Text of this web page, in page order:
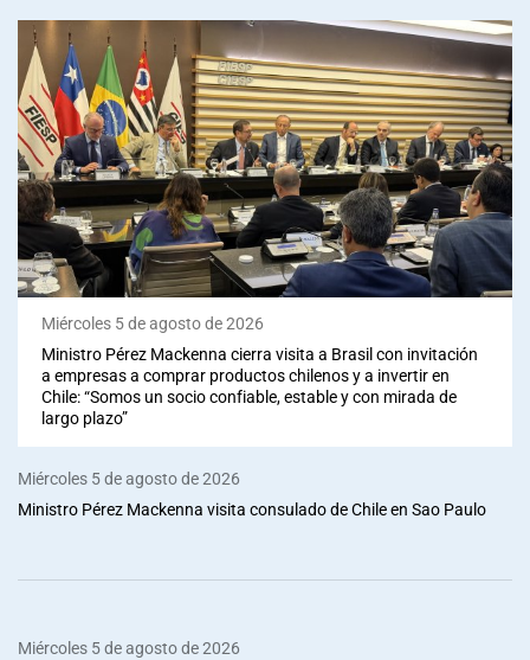
Miércoles 5 de agosto de 2026
Ministro Pérez Mackenna cierra visita a Brasil con invitación
a empresas a comprar productos chilenos y a invertir en
Chile: “Somos un socio confiable, estable y con mirada de
largo plazo”
Miércoles 5 de agosto de 2026
Ministro Pérez Mackenna visita consulado de Chile en Sao Paulo
Miércoles 5 de agosto de 2026